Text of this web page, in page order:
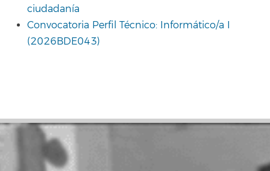
ciudadanía
Convocatoria Perfil Técnico: Informático/a I
(2026BDE043)